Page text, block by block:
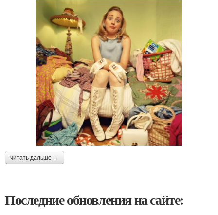
читать дальше →
Последние обновления на сайте: